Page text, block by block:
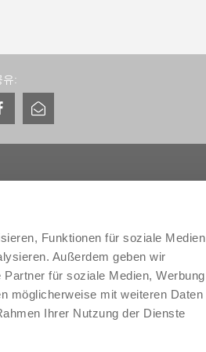
Funktionen für soziale Medien
Außerdem geben wir
für soziale Medien, Werbung
möglicherweise mit weiteren Daten
Ihrer Nutzung der Dienste
유:
회사 소개
THE KNOW-HOW FACTORY
역사
지사
박람회와 이벤트